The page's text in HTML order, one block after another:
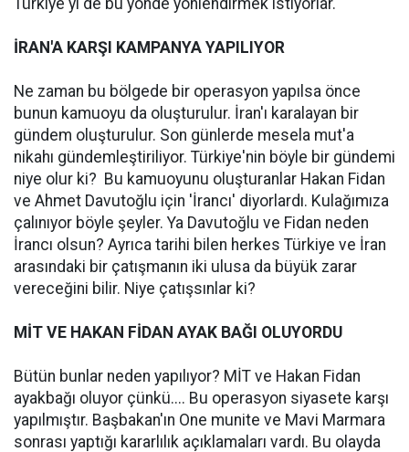
İRAN'A KARŞI KAMPANYA YAPILIYOR
Ne zaman bu bölgede bir operasyon yapılsa önce
bunun kamuoyu da oluşturulur. İran'ı karalayan bir
gündem oluşturulur. Son günlerde mesela mut'a
nikahı gündemleştiriliyor. Türkiye'nin böyle bir gündemi
niye olur ki? Bu kamuoyunu oluşturanlar Hakan Fidan
ve Ahmet Davutoğlu için 'İrancı' diyorlardı. Kulağımıza
çalınıyor böyle şeyler. Ya Davutoğlu ve Fidan neden
İrancı olsun? Ayrıca tarihi bilen herkes Türkiye ve İran
arasındaki bir çatışmanın iki ulusa da büyük zarar
vereceğini bilir. Niye çatışsınlar ki?
MİT VE HAKAN FİDAN AYAK BAĞI OLUYORDU
Bütün bunlar neden yapılıyor? MİT ve Hakan Fidan
ayakbağı oluyor çünkü.... Bu operasyon siyasete karşı
yapılmıştır. Başbakan'ın One munite ve Mavi Marmara
sonrası yaptığı kararlılık açıklamaları vardı. Bu olayda